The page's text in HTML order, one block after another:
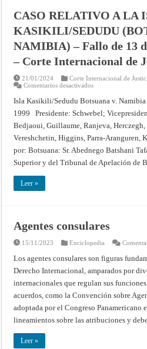
8
octubre
2007
–
Corte
Internacional
de
CASO RELATIVO A LA
KASIKILI/SEDUDU
NAMIBIA) – Fallo de 13
– Corte Internacional de
21/01/2024
Corte Internacional de
Comentarios desactivadosen
RELATIVO
A
LA
DE
KASIKILI/SEDUDU
(BOTSWANA
CONTRA
NAMIBIA)
–
Fallo
Corte
de
Justicia
Isla Kasikili/Sedudu Botsuana v.
1999 Presidente: Schwebel;
Bedjaoui, Guillaume, Ranjeva, Herczegh,
Vereshchetin, Higgins, Parra-Aranguren,
por: Botsuana: Sr. Abednego Batshani
Superior y del Tribunal de Apelación de
Leer »
Agentes consulares
15/11/2023 Enciclopedia
Los agentes consulares son figuras
Derecho Internacional, amparados por
internacionales que regulan sus
acuerdos, como la Convención sobre
adoptada por el Congreso Panamericano
lineamientos sobre las atribuciones y
Leer »